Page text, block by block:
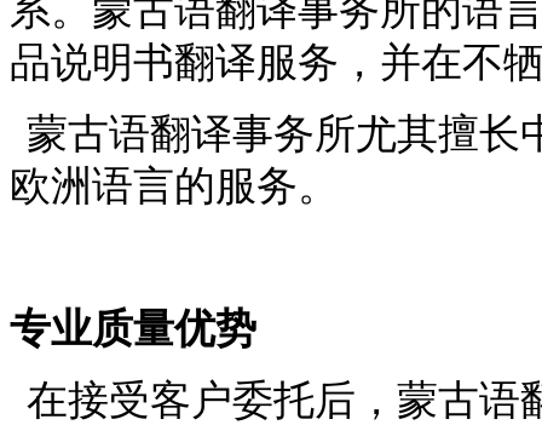
系。蒙古语翻译事务所的语
品说明书翻译服务，并在不
蒙古语翻译事务所尤其擅长
欧洲语言的服务。
专业质量优势
在接受客户委托后，蒙古语